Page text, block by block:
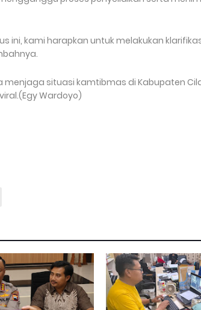
ini, kami harapkan untuk melakukan
situasi kamtibmas di Kabupaten
Wardoyo)